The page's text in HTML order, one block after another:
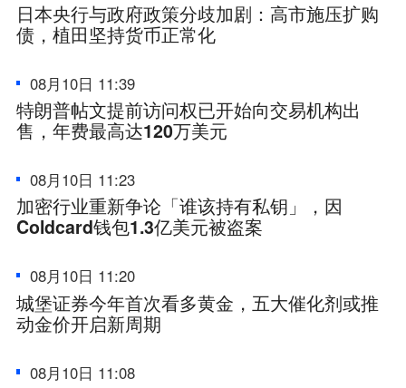
日本央行与政府政策分歧加剧：高市施压扩购
债，植田坚持货币正常化
08月10日 11:39
特朗普帖文提前访问权已开始向交易机构出
售，年费最高达120万美元
08月10日 11:23
加密行业重新争论「谁该持有私钥」，因
Coldcard钱包1.3亿美元被盗案
08月10日 11:20
城堡证券今年首次看多黄金，五大催化剂或推
动金价开启新周期
08月10日 11:08